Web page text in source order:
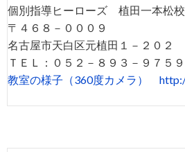
個別指導ヒーローズ 植田一本松校
〒４６８－０００９
名古屋市天白区元植田１－２０２
ＴＥＬ：０５２－８９３－９７５９
教室の様子（360度カメラ）